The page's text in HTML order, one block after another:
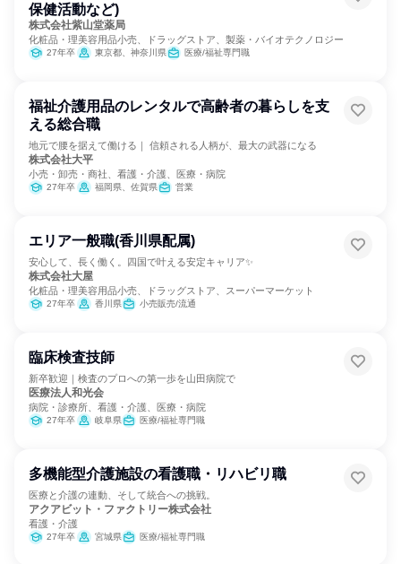
保健活動など)
株式会社紫山堂薬局
化粧品・理美容用品小売、ドラッグストア、製薬・バイオテクノロジー
27年卒 東京都、神奈川県 医療/福祉専門職
福祉介護用品のレンタルで高齢者の暮らしを支
える総合職
地元で腰を据えて働ける｜ 信頼される人柄が、最大の武器になる
株式会社大平
小売・卸売・商社、看護・介護、医療・病院
27年卒 福岡県、佐賀県 営業
エリア一般職(香川県配属)
安心して、長く働く。四国で叶える安定キャリア✨
株式会社大屋
化粧品・理美容用品小売、ドラッグストア、スーパーマーケット
27年卒 香川県 小売販売/流通
臨床検査技師
新卒歓迎｜検査のプロへの第一歩を山田病院で
医療法人和光会
病院・診療所、看護・介護、医療・病院
27年卒 岐阜県 医療/福祉専門職
多機能型介護施設の看護職・リハビリ職
医療と介護の連動、そして統合への挑戦。
アクアビット・ファクトリー株式会社
看護・介護
27年卒 宮城県 医療/福祉専門職